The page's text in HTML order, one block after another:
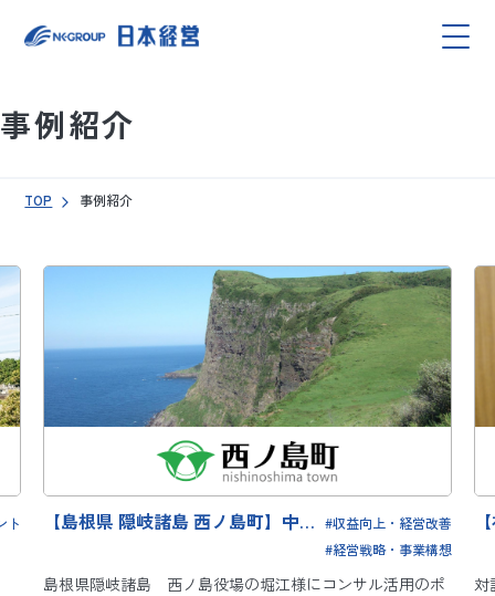
事例紹介
TOP 事例紹介
山
収益向上・経営改善
様にコンサル活用のポ
【社会福祉法人 和悦会】制度を作
って終わりにしない。現場で生き
る人事制度の構築と運用支援
対話を通じて現場の納得感を醸成<br />